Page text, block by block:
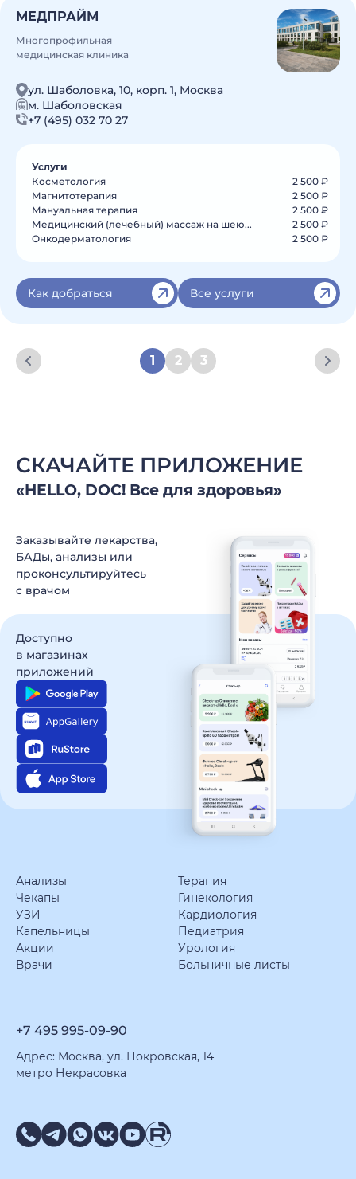
МЕДПРАЙМ
Многопрофильная
медицинская клиника
ул. Шаболовка, 10, корп. 1, Москва
м. Шаболовская
+7 (495) 032 70 27
Услуги
Косметология
2 500 ₽
Магнитотерапия
2 500 ₽
Мануальная терапия
2 500 ₽
Медицинский (лечебный) массаж на шею...
2 500 ₽
Онкодерматология
2 500 ₽
Как добраться Все услуги
1 2 3
СКАЧАЙТЕ ПРИЛОЖЕНИЕ
«HELLO, DOC! Все для здоровья»
Заказывайте лекарства,
БАДы, анализы или
проконсультируйтесь
c врачом
Доступно
в магазинах
приложений
Анализы
Терапия
Чекапы
Гинекология
УЗИ
Кардиология
Капельницы
Педиатрия
Акции
Урология
Врачи
Больничные листы
+7 495 995-09-90
Адрес: Москва, ул. Покровская, 14
метро Некрасовка